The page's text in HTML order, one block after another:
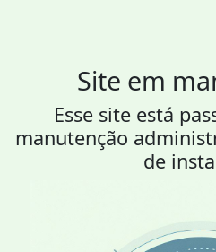
Site em
Esse site está
manutenção
de